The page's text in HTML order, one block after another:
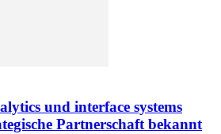
und interface systems
Partnerschaft bekannt